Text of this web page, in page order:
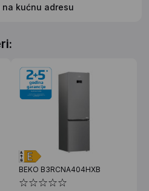
na kućnu adresu
BEKO B3RCNA404HXB